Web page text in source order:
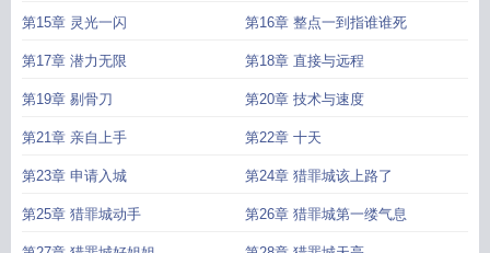
第15章 灵光一闪 第16章 整点一到指谁谁死
第17章 潜力无限 第18章 直接与远程
第19章 剔骨刀 第20章 技术与速度
第21章 亲自上手 第22章 十天
第23章 申请入城 第24章 猎罪城该上路了
第25章 猎罪城动手 第26章 猎罪城第一缕气息